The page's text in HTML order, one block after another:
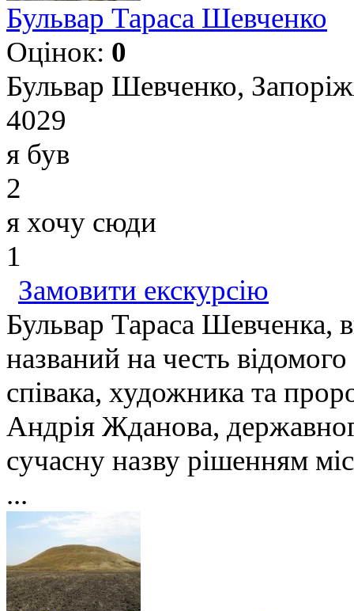
Бульвар Тараса Шевченко
Оцінок: 0
Бульвар Шевченко,
4029
я був
2
я хочу сюди
1
Замовити екскурсію
Бульвар Тараса Шевченка,
названий на честь
співака, художника та
Андрія Жданова,
сучасну назву рішенням
...